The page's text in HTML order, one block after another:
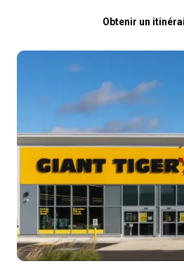
Obtenir un